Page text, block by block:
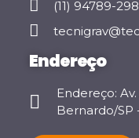
(11) 94789-
Endereço
Endereço:
Bernardo/SP